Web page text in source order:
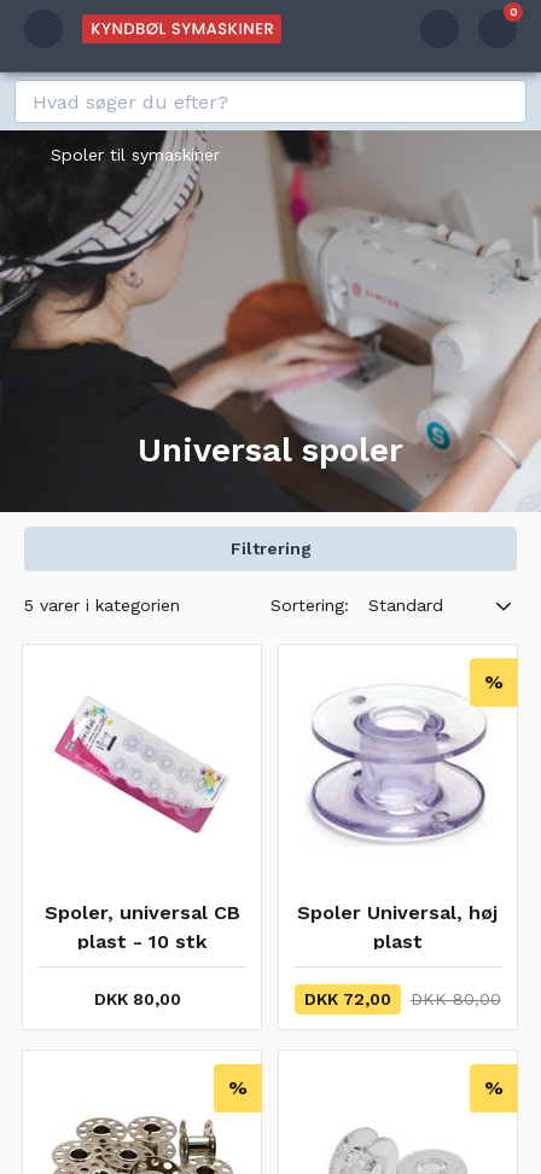
0
Spoler til symaskiner
Universal spoler
Filtrering
5 varer i kategorien Sortering: Standard
Spoler, universal CB
plast - 10 stk
DKK 80,00
%
Spoler Universal, høj
plast
DKK 72,00 DKK 80,00
% %